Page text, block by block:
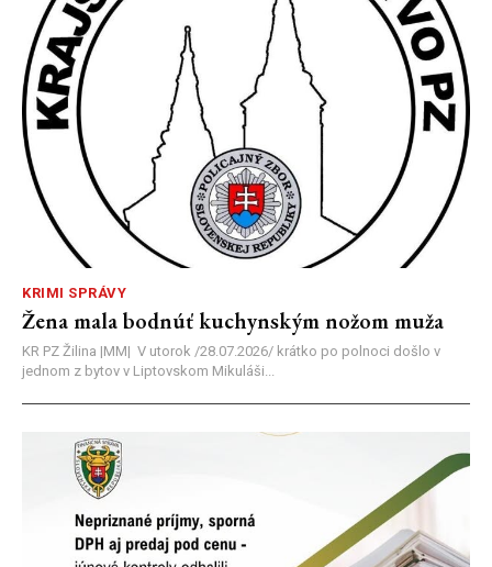
KRIMI SPRÁVY
Žena mala bodnúť kuchynským nožom muža
KR PZ Žilina |MM| V utorok /28.07.2026/ krátko po polnoci došlo v
jednom z bytov v Liptovskom Mikuláši...